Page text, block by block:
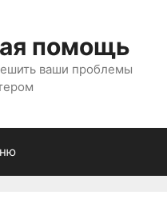
помощь
ваши проблемы